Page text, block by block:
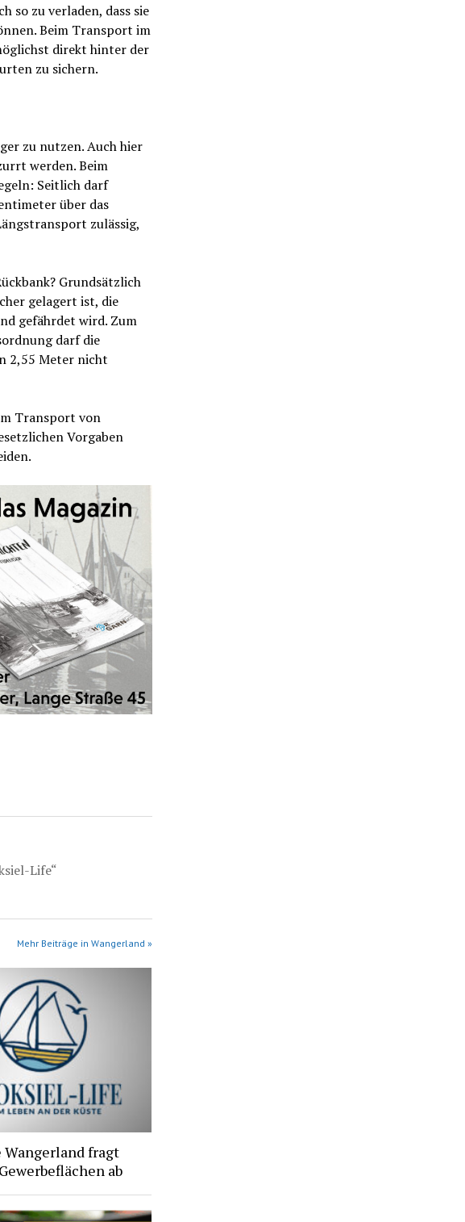
so zu verladen, dass sie
Beim Transport im
direkt hinter der
zu sichern.
zu nutzen. Auch hier
werden. Beim
Seitlich darf
über das
zulässig,
Grundsätzlich
gelagert ist, die
gefährdet wird. Zum
darf die
2,55 Meter nicht
Transport von
Vorgaben
Life“
Mehr Beiträge in Wangerland »
Wangerland fragt
ab